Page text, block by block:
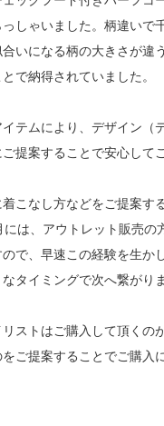
しゃいました。柄違いで
いになる柄の大きさが違
で納得されていました。
テムにより、デザイン（
提案することで安心して
着こなし方などをご提案す
は、アウトレット販売の
で、早速この経験を生か
タイミングで次へ繋がりま
ストはご購入して頂くの
ご提案することでご購入